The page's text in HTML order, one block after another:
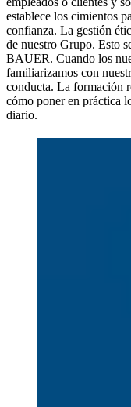
establece los cimientos
confianza. La gestión
de nuestro Grupo. Esto
BAUER. Cuando los
familiarizamos con
conducta. La formación
cómo poner en práctica
diario.